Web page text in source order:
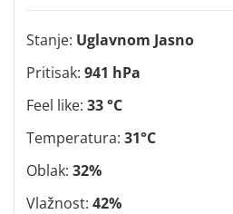
Stanje: Uglavnom Jasno
Pritisak: 941 hPa
Feel like: 33 °C
Temperatura: 31°C
Oblak: 32%
Vlažnost: 42%